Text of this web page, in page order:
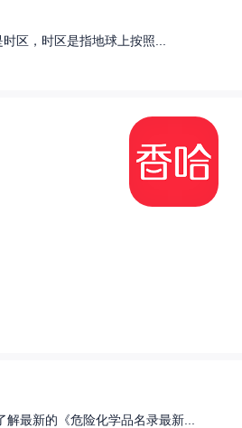
区，时区是指地球上按照...
最新的《危险化学品名录最新...